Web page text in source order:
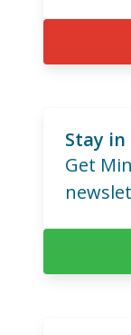
Stay in
Get